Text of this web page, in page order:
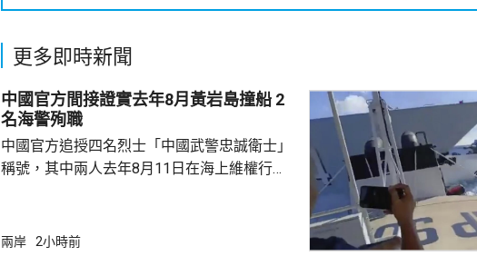
更多即時新聞
中國官方間接證實去年8月黃岩島撞船 2
名海警殉職
中國官方追授四名烈士「中國武警忠誠衛士」
稱號，其中兩人去年8月11日在海上維權行動
意味中國時隔一年首次間接證實撞船事件造成
兩岸 2小時前